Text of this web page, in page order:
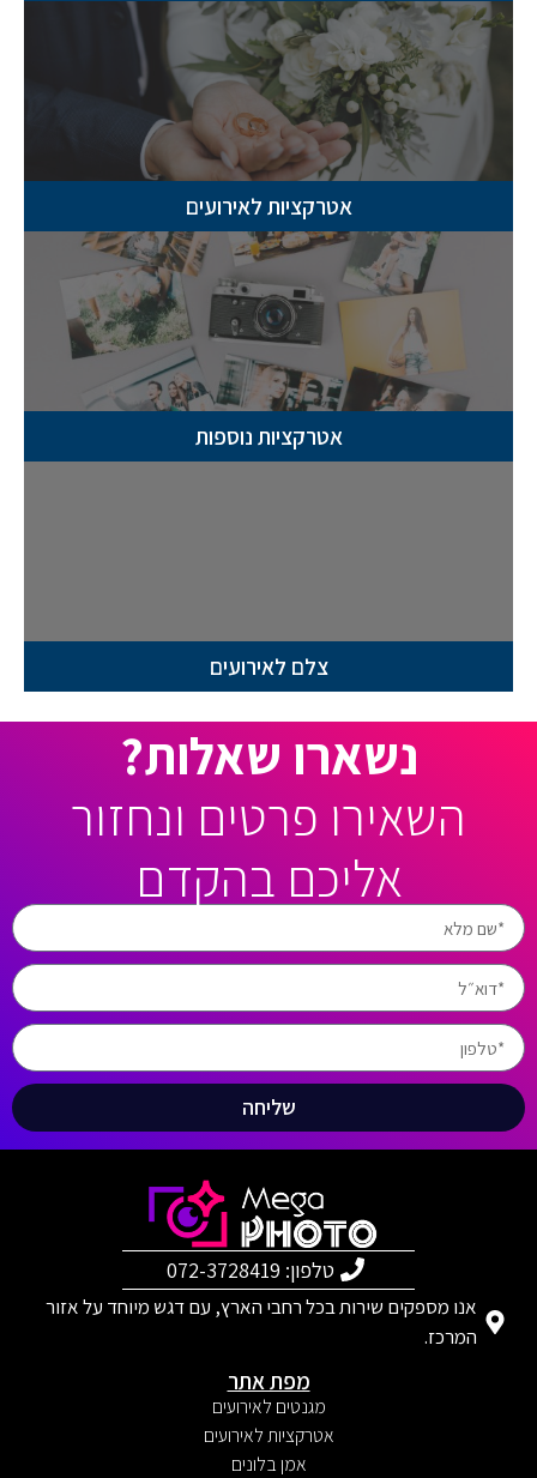
אטרקציות לאירועים
אטרקציות נוספות
צלם לאירועים
נשארו שאלות?
השאירו פרטים ונחזור
אליכם בהקדם
שליחה
טלפון: 072-3728419
אנו מספקים שירות בכל רחבי הארץ, עם דגש מיוחד על אזור
המרכז.
מפת אתר
מגנטים לאירועים
אטרקציות לאירועים
אמן בלונים